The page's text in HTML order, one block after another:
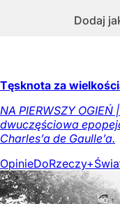
Dodaj
Tęsknota za
NA PIERWSZY
dwuczęściowa
Charles’a de Gaulle’a.
OpinieDoRzeczy+